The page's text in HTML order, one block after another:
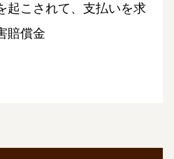
起こされて、支払いを求
賠償金